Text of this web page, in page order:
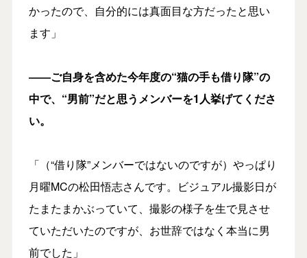
かったので、自分的には真面目な方だったと思い
ます」
――ご自身を含めた今年度の“猫の手も借り隊”の
中で、“男前”だと思うメンバーを1人挙げてくださ
い。
「（“借り隊”メンバーではないのですが）やっぱり
月曜MCの松田悟志さんです。ビジュアル撮影日が
たまたまかぶっていて、撮影の様子を生で見させ
ていただいたのですが、お世辞ではなく本当に男
前でした」